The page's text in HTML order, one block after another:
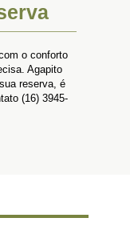
o conforto
Agapito
reserva, é
(16) 3945-